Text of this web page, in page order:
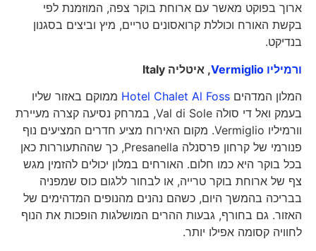
ארוך בפוקט מאשר עם ארוחת בוקר צפה, המוזמנת לפי
בקשת האורח וכוללת קרואסונים טריים, מיץ וביצים בסגנון
בנדיקט.
ורמיליו Vermiglio
, איטליהItaly
המלון המדהיםHotel Chalet Al Foss ממוקם באזור שליו
בעמק ואל די סולה Val di Sole, במרחק נסיעה קצרה מעיירת
וורמיליו Vermiglio. מקום האירוח מציע חדרים המציעים נוף
פנורמי של קרחון פרסנלה Presanella, כך שההתעוררות כאן
בכל בוקר היא כמו חלום. האורחים במלון יכולים להזמין מגש
צף של ארוחת בוקר טרייה, או לבחור ללגום כוס שמפניה
בבריכה בהמשך היום, כשהם נהנים מהנופים המדהימים של
האזור. גם בחורף, גבעות ההרים המושלגות הופכות את הנוף
לחוויה קסומה אפילו יותר.